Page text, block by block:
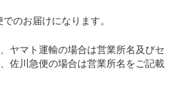
のお届けになります。
ヤマト運輸の場合は営業所名及びセ
佐川急便の場合は営業所名をご記載